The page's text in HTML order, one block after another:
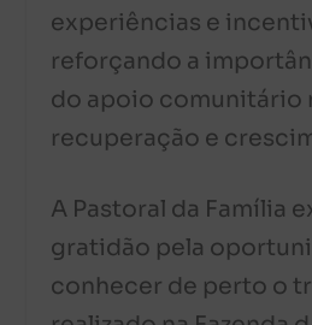
experiências e
reforçando a
do apoio comunitário
recuperação e
A Pastoral da Família
gratidão pela
conhecer de perto o